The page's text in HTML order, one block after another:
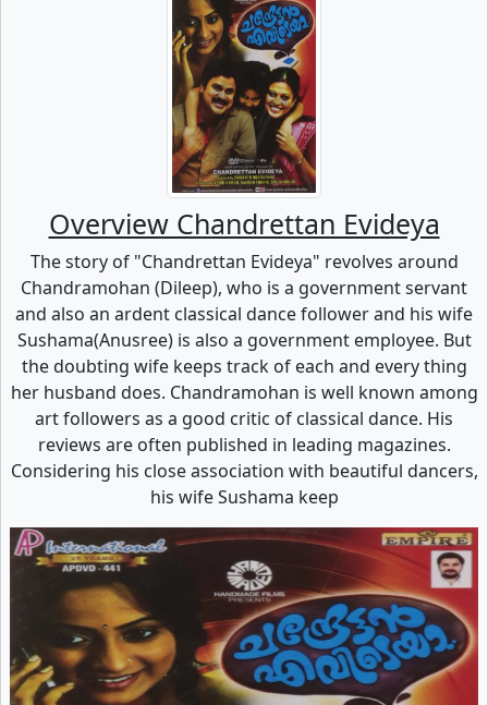
Overview Chandrettan Evideya
The story of "Chandrettan Evideya" revolves around
Chandramohan (Dileep), who is a government servant
and also an ardent classical dance follower and his wife
Sushama(Anusree) is also a government employee. But
the doubting wife keeps track of each and every thing
her husband does. Chandramohan is well known among
art followers as a good critic of classical dance. His
reviews are often published in leading magazines.
Considering his close association with beautiful dancers,
his wife Sushama keep